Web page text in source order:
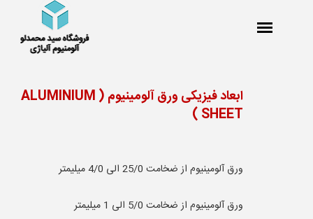
ابعاد فیزیکی ورق آلومینیوم
( ALUMINIUM
SHEET )
ورق آلومینیوم از ضخامت 25/0 الی 4/0 میلیمتر
ورق آلومینیوم از ضخامت 5/0 الی 1 میلیمتر